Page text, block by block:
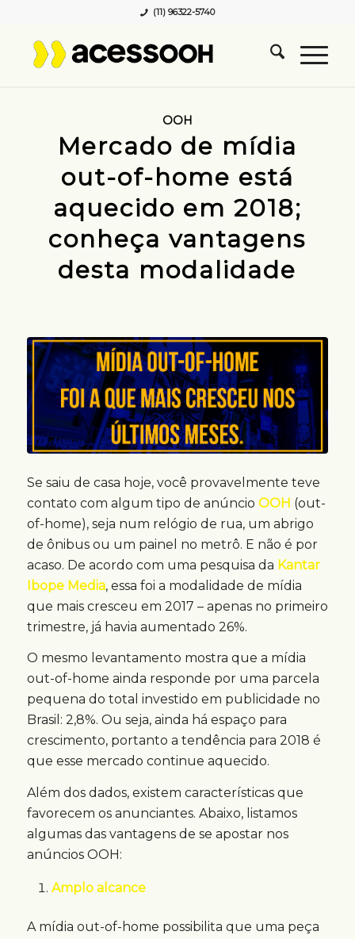
(11) 96322-5740
OOH
Mercado de mídia
out-of-home está
aquecido em 2018;
conheça vantagens
desta modalidade
Se saiu de casa hoje, você provavelmente teve
contato com algum tipo de anúncio OOH (out-
of-home), seja num relógio de rua, um abrigo
de ônibus ou um painel no metrô. E não é por
acaso. De acordo com uma pesquisa da Kantar
Ibope Media, essa foi a modalidade de mídia
que mais cresceu em 2017 – apenas no primeiro
trimestre, já havia aumentado 26%.
O mesmo levantamento mostra que a mídia
out-of-home ainda responde por uma parcela
pequena do total investido em publicidade no
Brasil: 2,8%. Ou seja, ainda há espaço para
crescimento, portanto a tendência para 2018 é
que esse mercado continue aquecido.
Além dos dados, existem características que
favorecem os anunciantes. Abaixo, listamos
algumas das vantagens de se apostar nos
anúncios OOH:
Amplo alcance
A mídia out-of-home possibilita que uma peça